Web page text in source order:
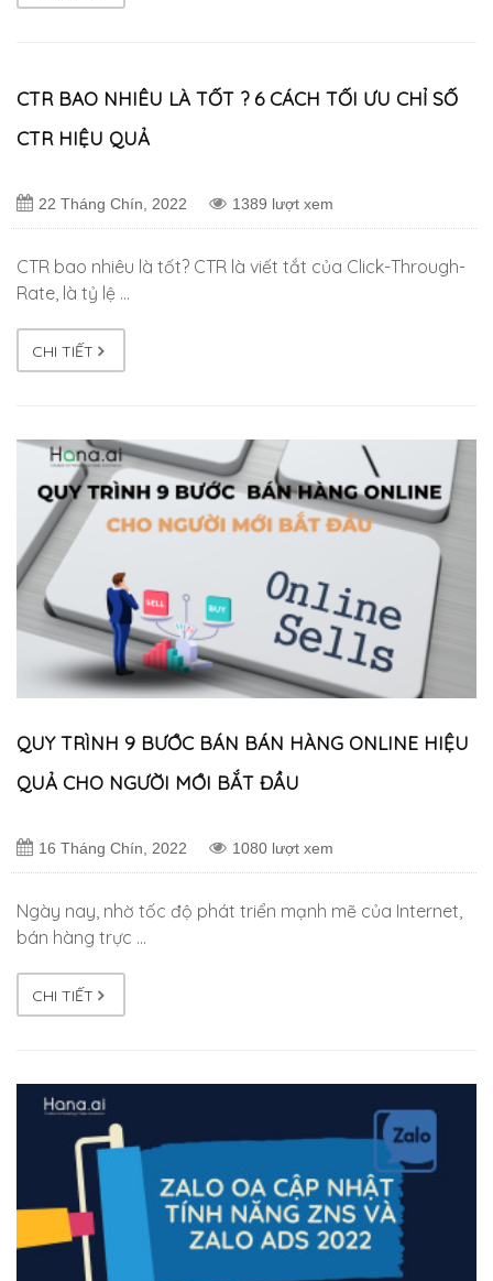
CTR BAO NHIÊU LÀ TỐT ? 6 CÁCH TỐI ƯU CHỈ SỐ
CTR HIỆU QUẢ
22 Tháng Chín, 2022 1389 lượt xem
CTR bao nhiêu là tốt? CTR là viết tắt của Click-Through-
Rate, là tỷ lệ …
CHI TIẾT
QUY TRÌNH 9 BƯỚC BÁN BÁN HÀNG ONLINE HIỆU
QUẢ CHO NGƯỜI MỚI BẮT ĐẦU
16 Tháng Chín, 2022 1080 lượt xem
Ngày nay, nhờ tốc độ phát triển mạnh mẽ của Internet,
bán hàng trực …
CHI TIẾT